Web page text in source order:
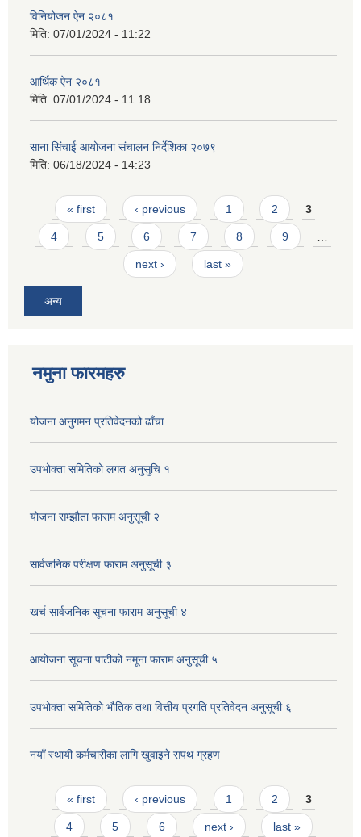
विनियोजन ऐन २०८१
मिति: 07/01/2024 - 11:22
आर्थिक ऐन २०८१
मिति: 07/01/2024 - 11:18
साना सिंचाई आयोजना संचालन निर्देशिका २०७९
मिति: 06/18/2024 - 14:23
Pages
« first ‹ previous 1 2 3
4 5 6 7 8 9
next › last »
अन्य
नमुना फारमहरु
योजना अनुगमन प्रतिवेदनको ढाँचा
उपभोक्ता समितिको लगत अनुसुचि १
योजना सम्झौता फाराम अनुसूची २
सार्वजनिक परीक्षण फाराम अनुसूची ३
खर्च सार्वजनिक सूचना फाराम अनुसूची ४
आयोजना सूचना पाटीको नमूना फाराम अनुसूची ५
उपभोक्ता समितिको भौतिक तथा वित्तीय प्रगति प्रतिवेदन अनुसूची ६
नयाँ स्थायी कर्मचारीका लागि खुवाइने सपथ ग्रहण
Pages
« first ‹ previous 1 2 3
4 5 6 next › last »